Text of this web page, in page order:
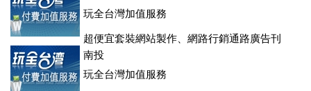
玩全台灣加值服務
超便宜套裝網站製作、網路行銷通路廣告刊
登、訂房系統、客房委託旅行社銷售，全面優惠中....
南投
玩全台灣加值服務